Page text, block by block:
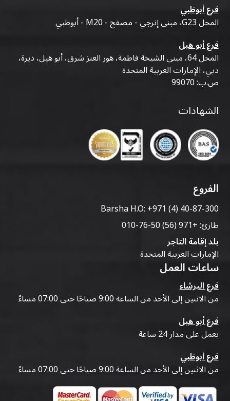
فرع أبوظبي
المحل G23، مبنى إنرجي - مصفح - M20 - أبوظبي
فرع أبو هيل
المحل 64، مبنى الشيخة فاطمة، هور العنز شرق، أبو هيل، ديرة،
دبي، الإمارات العربية المتحدة
ص.ب: 99070
الشهادات
الفروع
Barsha H.O:+971 (4) 40-87-300
طارئ:+971 (56) 50-76-010
بلد إقامة التاجر
الإمارات العربية المتحدة
ساعات العمل
فرع البرشاء
من الاثنين إلى الأحد من الساعة 9:00 صباحًا حتى 07:00 مساءً
فرع أبو هيل
يعمل على مدار 24 ساعة
فرع أبوظبي
من الاثنين إلى الأحد من الساعة 9:00 صباحًا حتى 07:00 مساءً